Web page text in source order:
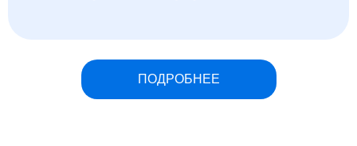
ПОДРОБНЕЕ